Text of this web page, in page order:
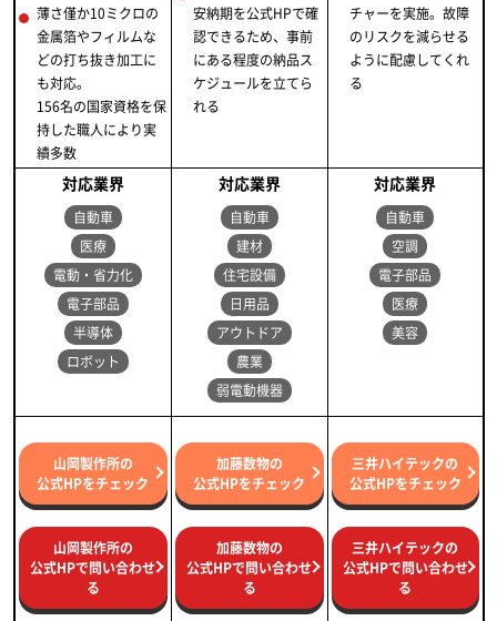
薄さ僅か10ミクロの
金属箔やフィルムな
どの打ち抜き加工に
も対応。
156名の国家資格を保
持した職人により実
績多数
安納期を公式HPで確
認できるため、事前
にある程度の納品ス
ケジュールを立てら
れる
チャーを実施。故障
のリスクを減らせる
ように配慮してくれ
る
対応業界
自動車
医療
電動・省力化
電子部品
半導体
ロボット
対応業界
自動車
建材
住宅設備
日用品
アウトドア
農業
弱電動機器
対応業界
自動車
空調
電子部品
医療
美容
山岡製作所の
公式HPをチェック
山岡製作所の
公式HPで問い合わせ
る
加藤数物の
公式HPをチェック
加藤数物の
公式HPで問い合わせ
る
三井ハイテックの
公式HPをチェック
三井ハイテックの
公式HPで問い合わせ
る